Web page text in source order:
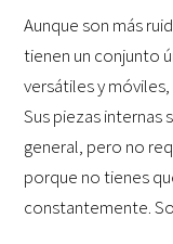
Aunque son más
tienen un conjunto
versátiles y
Sus piezas internas
general, pero no
porque no tienes
constantemente.